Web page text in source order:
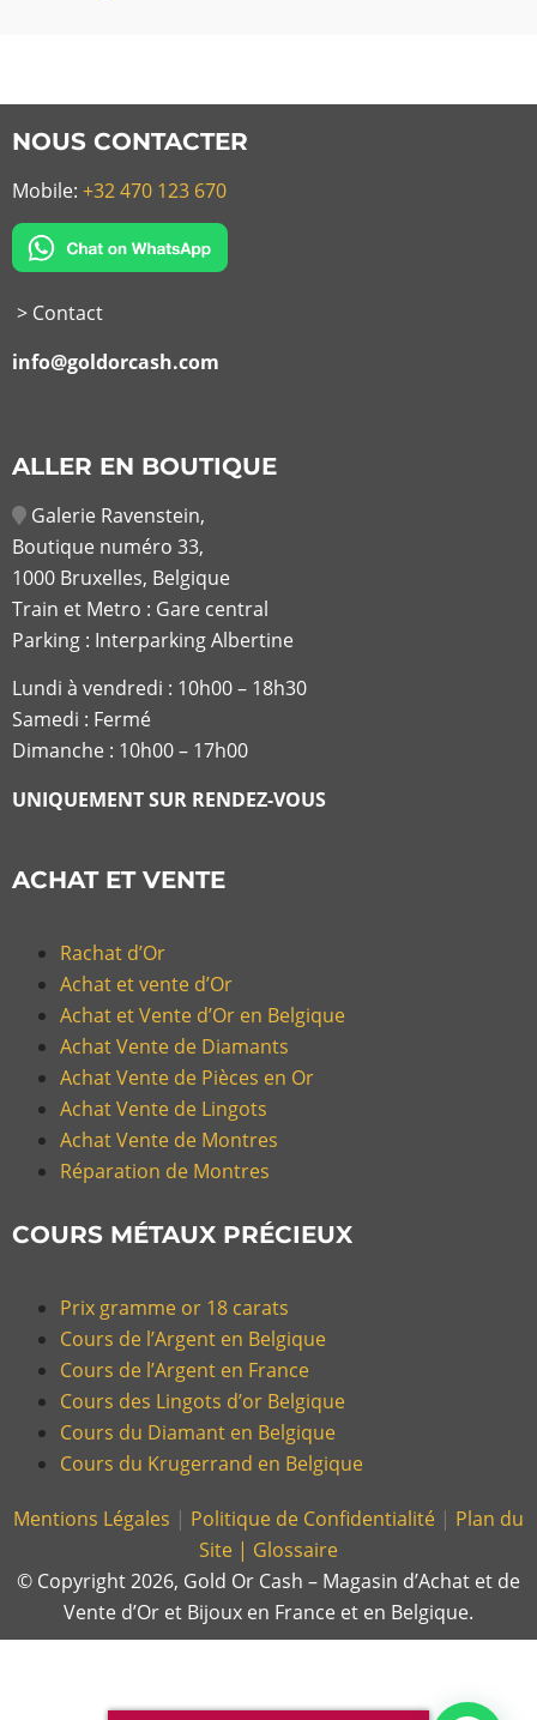
NOUS CONTACTER
Mobile: +32 470 123 670
> Contact
info@goldorcash.com
ALLER EN BOUTIQUE
Galerie Ravenstein,
Boutique numéro 33,
1000 Bruxelles, Belgique
Train et Metro : Gare central
Parking : Interparking Albertine
Lundi à vendredi : 10h00 – 18h30
Samedi : Fermé
Dimanche : 10h00 – 17h00
UNIQUEMENT SUR RENDEZ-VOUS
ACHAT ET VENTE
Rachat d’Or
Achat et vente d’Or
Achat et Vente d’Or en Belgique
Achat Vente de Diamants
Achat Vente de Pièces en Or
Achat Vente de Lingots
Achat Vente de Montres
Réparation de Montres
COURS MÉTAUX PRÉCIEUX
Prix gramme or 18 carats
Cours de l’Argent en Belgique
Cours de l’Argent en France
Cours des Lingots d’or Belgique
Cours du Diamant en Belgique
Cours du Krugerrand en Belgique
Mentions Légales | Politique de Confidentialité | Plan du
Site | Glossaire
© Copyright 2026, Gold Or Cash – Magasin d’Achat et de
Vente d’Or et Bijoux en France et en Belgique.